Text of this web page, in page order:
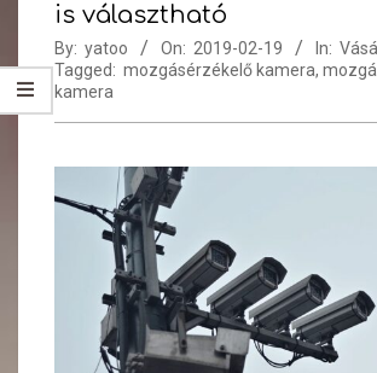
is választható
By: yatoo On: 2019-02-19 In:
Tagged: mozgásérzékelő kamera,
kamera